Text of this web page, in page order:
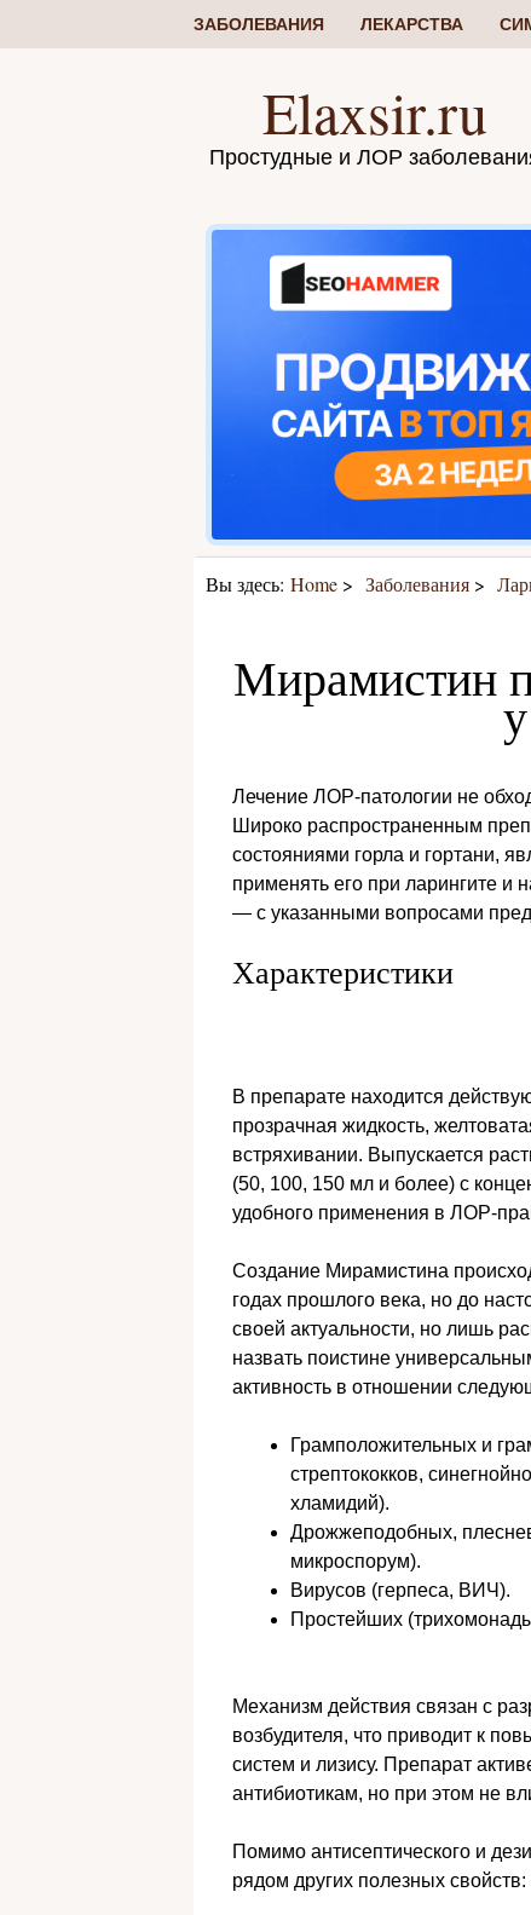
ЗАБОЛЕВАНИЯ ЛЕКАРСТВА
Elaxsir.ru
Простудные и ЛОР
Вы здесь: Home Заболевания
Мирамистин
Лечение ЛОР-патологии не
Широко распространенным
состояниями горла и гортани,
применять его при ларингите и
— с указанными вопросами
Характеристики
В препарате находится
прозрачная жидкость,
встряхивании. Выпускается
(50, 100, 150 мл и более) с
удобного применения в ЛОР-
Создание Мирамистина
годах прошлого века, но до
своей актуальности, но лишь
назвать поистине
активность в отношении
Грамположительных и
стрептококков,
хламидий).
Дрожжеподобных,
микроспорум).
Вирусов (герпеса, ВИЧ).
Простейших
Механизм действия связан с
возбудителя, что приводит к
систем и лизису. Препарат
антибиотикам, но при этом не
Помимо антисептического и
рядом других полезных свойств: